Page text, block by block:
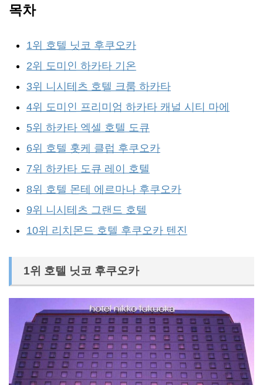
목차
1위 호텔 닛코 후쿠오카
2위 도미인 하카타 기온
3위 니시테츠 호텔 크룸 하카타
4위 도미인 프리미엄 하카타 캐널 시티 마에
5위 하카타 엑셀 호텔 도큐
6위 호텔 홋케 클럽 후쿠오카
7위 하카타 도큐 레이 호텔
8위 호텔 몬테 에르마나 후쿠오카
9위 니시테츠 그랜드 호텔
10위 리치몬드 호텔 후쿠오카 텐진
1위 호텔 닛코 후쿠오카